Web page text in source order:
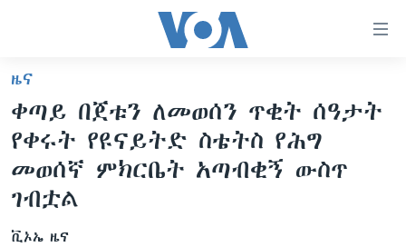
ማገናኛዎች
ዋናው
ይዘት
እለፍ
ዋናው
ይዘት
ኢትዮጵያ
አፍሪካ
ዓለምአቀፍ
ኑሮ በጤንነት
ጋቢና ቪኦኤ
ከምሽቱ ሦስት ሰዓት የአማርኛ ዜና
ቪዲዮ
ዜና
ቀጣይ በጀቱን ለመወሰን ጥቂት ሰዓታት
የቀሩት የዩናይትድ ስቴትስ የሕግ
መወሰኛ ምክርቤት አጣብቂኝ ውስጥ
ገብቷል
ቪኦኤ ዜና